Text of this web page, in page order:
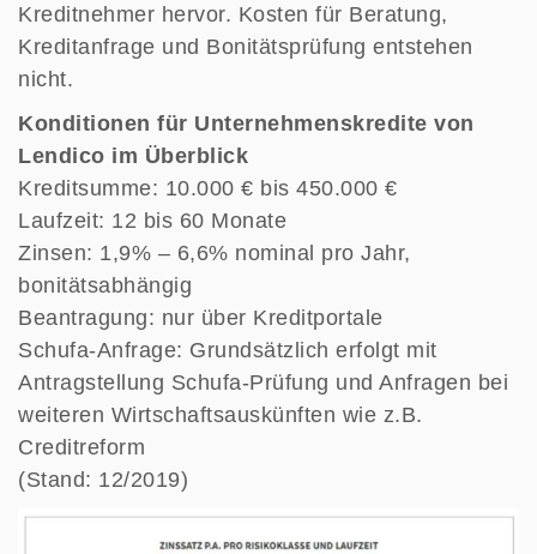
Kreditnehmer hervor. Kosten für Beratung,
Kreditanfrage und Bonitätsprüfung entstehen
nicht.
Konditionen für Unternehmenskredite von
Lendico im Überblick
Kreditsumme: 10.000 € bis 450.000 €
Laufzeit: 12 bis 60 Monate
Zinsen: 1,9% – 6,6% nominal pro Jahr,
bonitätsabhängig
Beantragung: nur über Kreditportale
Schufa-Anfrage: Grundsätzlich erfolgt mit
Antragstellung Schufa-Prüfung und Anfragen bei
weiteren Wirtschaftsauskünften wie z.B.
Creditreform
(Stand: 12/2019)